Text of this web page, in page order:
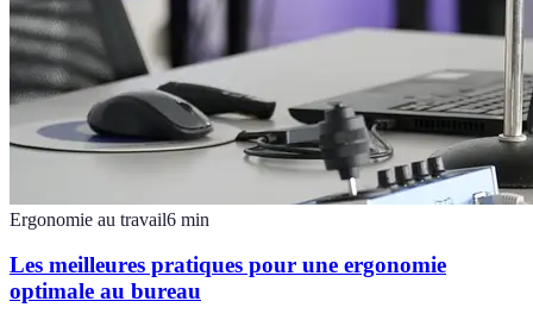
Ergonomie au travail6 min
Les meilleures pratiques pour une ergonomie
optimale au bureau